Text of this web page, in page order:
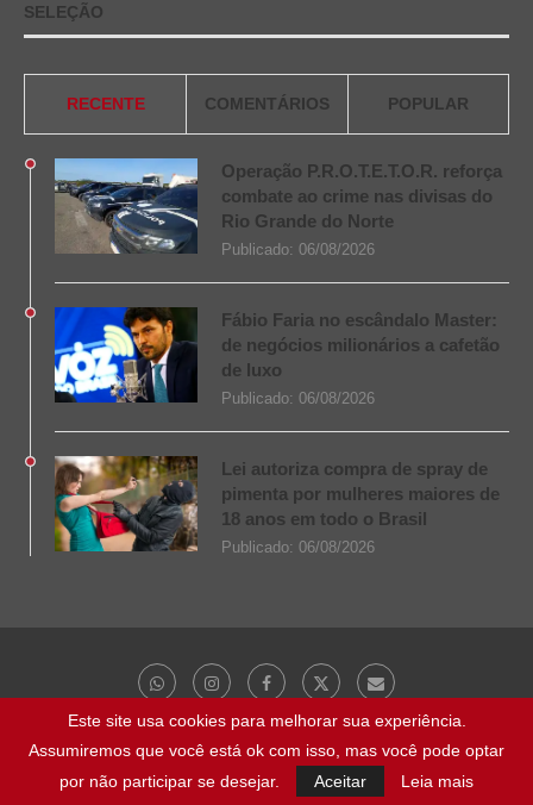
SELEÇÃO
RECENTE COMENTÁRIOS POPULAR
Operação P.R.O.T.E.T.O.R. reforça
combate ao crime nas divisas do
Rio Grande do Norte
Publicado: 06/08/2026
Fábio Faria no escândalo Master:
de negócios milionários a cafetão
de luxo
Publicado: 06/08/2026
Lei autoriza compra de spray de
pimenta por mulheres maiores de
18 anos em todo o Brasil
Publicado: 06/08/2026
@ 2023 - Todos os direitos reservados | NaBocaDaNoite.com.br
Este site usa cookies para melhorar sua experiência.
Assumiremos que você está ok com isso, mas você pode optar
por não participar se desejar.
Aceitar Leia mais